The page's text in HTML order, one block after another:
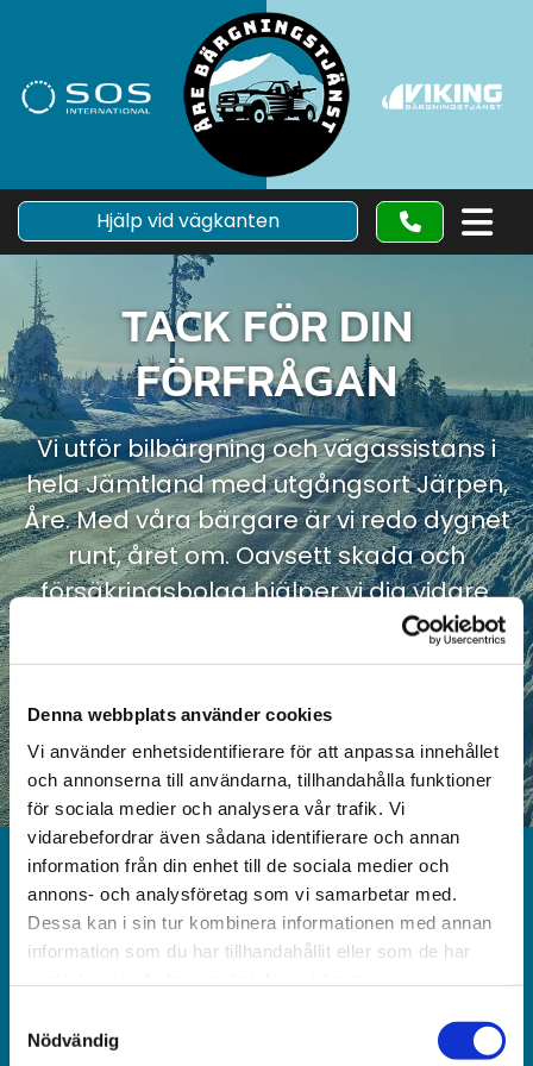
Denna webbplats använder cookies
Vi använder enhetsidentifierare för att anpassa innehållet
och annonserna till användarna, tillhandahålla funktioner
för sociala medier och analysera vår trafik. Vi
vidarebefordrar även sådana identifierare och annan
information från din enhet till de sociala medier och
annons- och analysföretag som vi samarbetar med.
Dessa kan i sin tur kombinera informationen med annan
information som du har tillhandahållit eller som de har
Nödvändig
Hjälp vid vägkanten
TACK FÖR DIN
FÖRFRÅGAN
Vi utför bilbärgning och vägassistans i
hela Jämtland med utgångsort Järpen,
Åre. Med våra bärgare är vi redo dygnet
runt, året om. Oavsett skada och
försäkringsbolag hjälper vi dig vidare.
Varmt välkommen att kontakta oss.
RING OSS
ÅRE BÄRGNINGSTJÄNST AB
Lövtorpsvägen 2i
830 05 Järpen
 Kontakta oss via mail